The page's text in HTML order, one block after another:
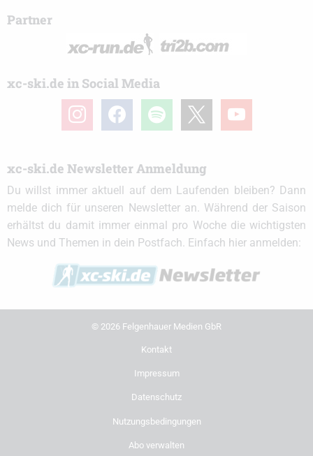
Partner
xc-ski.de in Social Media
instagramfacebook spotify youtube
xc-ski.de Newsletter Anmeldung
Du willst immer aktuell auf dem Laufenden bleiben? Dann
melde dich für unseren Newsletter an. Während der Saison
erhältst du damit immer einmal pro Woche die wichtigsten
News und Themen in dein Postfach. Einfach hier anmelden:
© 2026 Felgenhauer Medien GbR
Kontakt
Impressum
Datenschutz
Nutzungsbedingungen
Abo verwalten